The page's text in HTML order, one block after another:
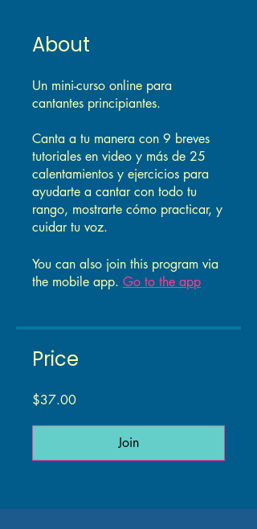
About
Un mini-curso online para
cantantes principiantes.
Canta a tu manera con 9 breves
tutoriales en video y más de 25
calentamientos y ejercicios para
ayudarte a cantar con todo tu
rango, mostrarte cómo practicar, y
cuidar tu voz.
You can also join this program via
the mobile app. Go to the app
Price
$37.00
Join